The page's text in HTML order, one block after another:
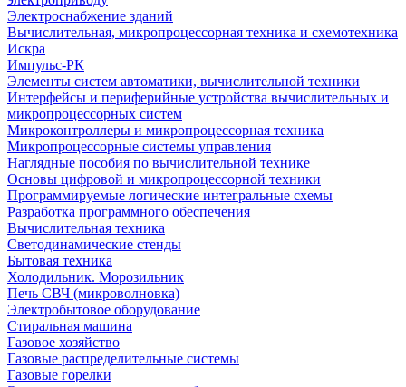
Электроснабжение зданий
Вычислительная, микропроцессорная техника и схемотехника
Искра
Импульс-РК
Элементы систем автоматики, вычислительной техники
Интерфейсы и периферийные устройства вычислительных и
микропроцессорных систем
Микроконтроллеры и микропроцессорная техника
Микропроцессорные системы управления
Наглядные пособия по вычислительной технике
Основы цифровой и микропроцессорной техники
Программируемые логические интегральные схемы
Разработка программного обеспечения
Вычислительная техника
Светодинамические стенды
Бытовая техника
Холодильник. Морозильник
Печь СВЧ (микроволновка)
Электробытовое оборудование
Стиральная машина
Газовое хозяйство
Газовые распределительные системы
Газовые горелки